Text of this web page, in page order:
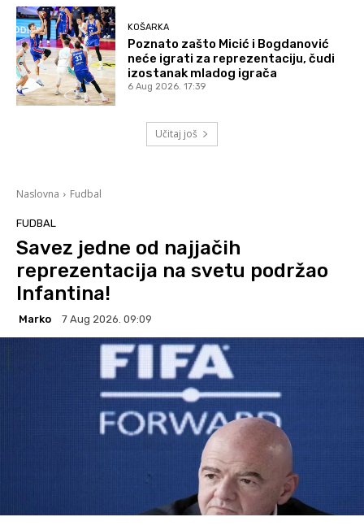
KOŠARKA
Poznato zašto Micić i Bogdanović
neće igrati za reprezentaciju, čudi
izostanak mladog igrača
6 Aug 2026. 17:39
Učitaj još